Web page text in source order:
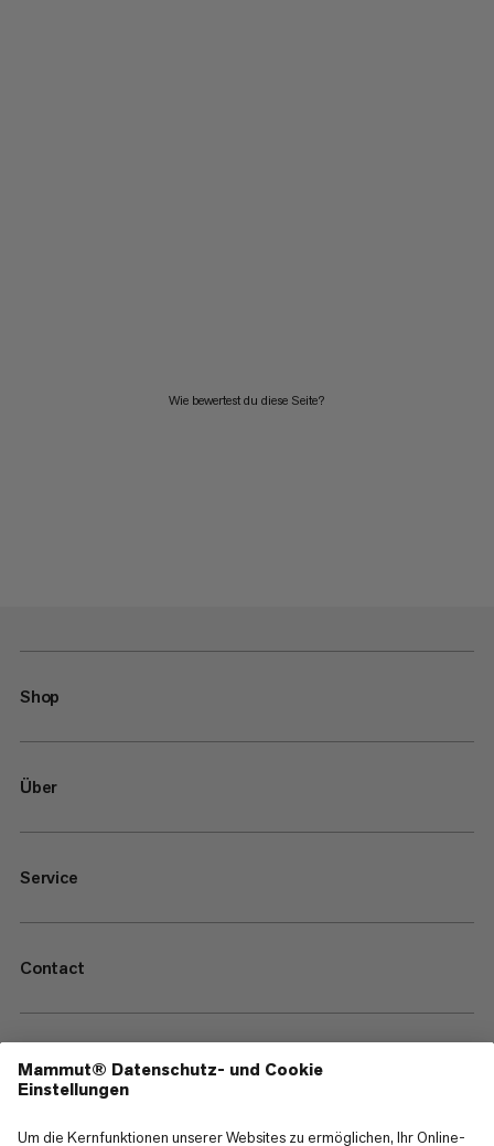
Wie bewertest du diese Seite?
Shop
Über
Service
Contact